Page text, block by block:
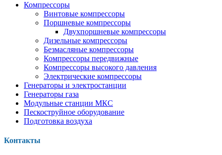
Компрессоры
Винтовые компрессоры
Поршневые компрессоры
Двухпоршневые компрессоры
Дизельные компрессоры
Безмасляные компрессоры
Компрессоры передвижные
Компрессоры высокого давления
Электрические компрессоры
Генераторы и электростанции
Генераторы газа
Модульные станции МКС
Пескоструйное оборудование
Подготовка воздуха
Контакты